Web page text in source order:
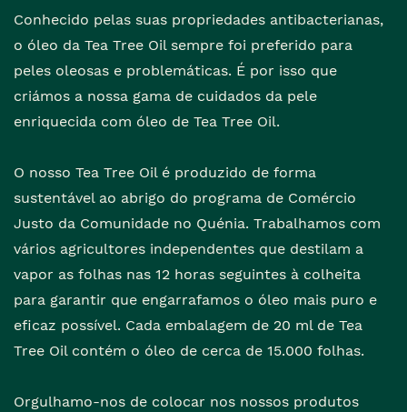
Conhecido pelas suas propriedades antibacterianas,
o óleo da Tea Tree Oil sempre foi preferido para
peles oleosas e problemáticas. É por isso que
criámos a nossa gama de cuidados da pele
enriquecida com óleo de Tea Tree Oil.
O nosso Tea Tree Oil é produzido de forma
sustentável ao abrigo do programa de Comércio
Justo da Comunidade no Quénia. Trabalhamos com
vários agricultores independentes que destilam a
vapor as folhas nas 12 horas seguintes à colheita
para garantir que engarrafamos o óleo mais puro e
eficaz possível. Cada embalagem de 20 ml de Tea
Tree Oil contém o óleo de cerca de 15.000 folhas.
Orgulhamo-nos de colocar nos nossos produtos